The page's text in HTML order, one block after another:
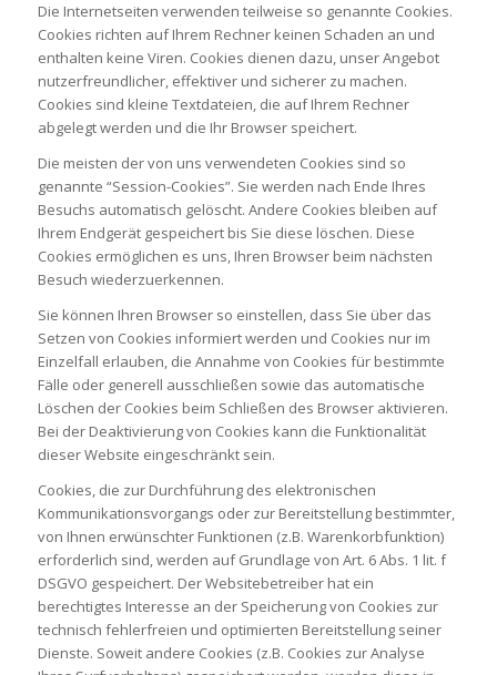
Die Internetseiten verwenden teilweise so genannte Cookies.
Cookies richten auf Ihrem Rechner keinen Schaden an und
enthalten keine Viren. Cookies dienen dazu, unser Angebot
nutzerfreundlicher, effektiver und sicherer zu machen.
Cookies sind kleine Textdateien, die auf Ihrem Rechner
abgelegt werden und die Ihr Browser speichert.
Die meisten der von uns verwendeten Cookies sind so
genannte “Session-Cookies”. Sie werden nach Ende Ihres
Besuchs automatisch gelöscht. Andere Cookies bleiben auf
Ihrem Endgerät gespeichert bis Sie diese löschen. Diese
Cookies ermöglichen es uns, Ihren Browser beim nächsten
Besuch wiederzuerkennen.
Sie können Ihren Browser so einstellen, dass Sie über das
Setzen von Cookies informiert werden und Cookies nur im
Einzelfall erlauben, die Annahme von Cookies für bestimmte
Fälle oder generell ausschließen sowie das automatische
Löschen der Cookies beim Schließen des Browser aktivieren.
Bei der Deaktivierung von Cookies kann die Funktionalität
dieser Website eingeschränkt sein.
Cookies, die zur Durchführung des elektronischen
Kommunikationsvorgangs oder zur Bereitstellung bestimmter,
von Ihnen erwünschter Funktionen (z.B. Warenkorbfunktion)
erforderlich sind, werden auf Grundlage von Art. 6 Abs. 1 lit. f
DSGVO gespeichert. Der Websitebetreiber hat ein
berechtigtes Interesse an der Speicherung von Cookies zur
technisch fehlerfreien und optimierten Bereitstellung seiner
Dienste. Soweit andere Cookies (z.B. Cookies zur Analyse